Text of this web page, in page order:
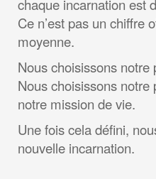
chaque incarnation est
Ce n’est pas un chiffre
moyenne.
Nous choisissons notre
Nous choisissons notre
notre mission de vie.
Une fois cela défini,
nouvelle incarnation.